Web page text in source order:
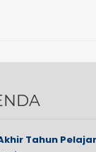
Tahun